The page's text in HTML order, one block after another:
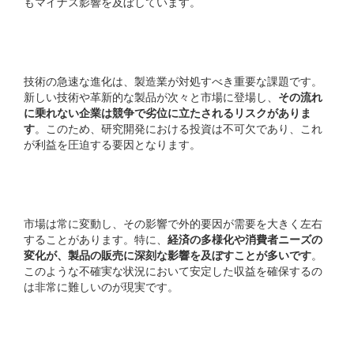
技術の急速な進化は、製造業が対処すべき重要な課題です。
新しい技術や革新的な製品が次々と市場に登場し、 その流れ
に乗れない企業は競争で劣位に立たされるリスクがありま
す。このため、研究開発における投資は不可欠であり、これ
が利益を圧迫する要因となります。
市場は常に変動し、その影響で外的要因が需要を大きく左右
することがあります。特に、 経済の多様化や消費者ニーズの
変化が、製品の販売に深刻な影響を及ぼすことが多いです。
このような不確実な状況において安定した収益を確保するの
は非常に難しいのが現実です。